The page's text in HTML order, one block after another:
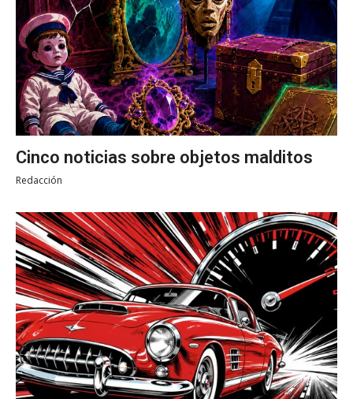
Cinco noticias sobre objetos malditos
Redacción